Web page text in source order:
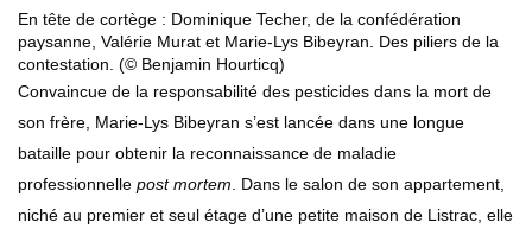
En tête de cortège : Dominique Techer, de la confédération
paysanne, Valérie Murat et Marie-Lys Bibeyran. Des piliers de la
contestation. (© Benjamin Hourticq)
Convaincue de la responsabilité des pesticides dans la mort de
son frère, Marie-Lys Bibeyran s’est lancée dans une longue
bataille pour obtenir la reconnaissance de maladie
professionnelle post mortem . Dans le salon de son appartement,
niché au premier et seul étage d’une petite maison de Listrac, elle